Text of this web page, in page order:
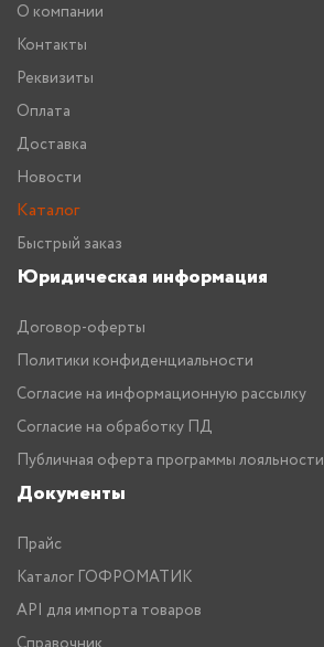
О компании
Контакты
Реквизиты
Оплата
Доставка
Новости
Каталог
Быстрый заказ
Юридическая информация
Договор-оферты
Политики конфиденциальности
Согласие на информационную рассылку
Согласие на обработку ПД
Публичная оферта программы лояльности
Документы
Прайс
Каталог ГОФРОМАТИК
API для импорта товаров